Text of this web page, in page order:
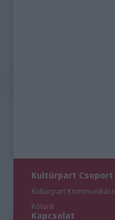
Kultúrpart Csoport
Kultúrpart
Rólunk
Kapcsolat